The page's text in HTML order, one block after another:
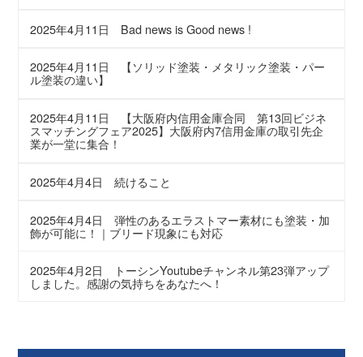
2025年4月11日 Bad news is Good news !
2025年4月11日 【ソリッド塗装・メタリック塗装・パー
ル塗装の違い】
2025年4月11日 【大阪府内信用金庫合同 第13回ビジネ
スマッチングフェア2025】大阪府内7信用金庫の取引先企
業が一堂に集合！
2025年4月4日 続けること
2025年4月4日 弾性のあるエラストマー素材にも塗装・加
飾が可能に！｜ブリード現象にも対応
2025年4月2日 トーシンYoutubeチャンネル第23弾アップ
しました。感謝の気持ちをあなたへ！